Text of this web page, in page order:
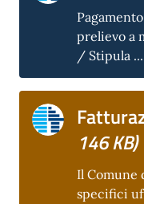
prelievo a
/ Stipula ...
146 KB)
Il Comune
specifici